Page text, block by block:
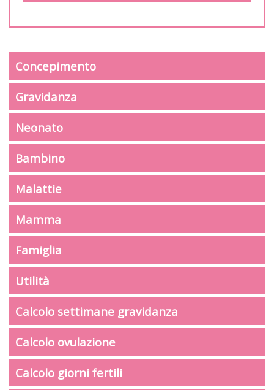
Concepimento
Gravidanza
Neonato
Bambino
Malattie
Mamma
Famiglia
Utilità
Calcolo settimane gravidanza
Calcolo ovulazione
Calcolo giorni fertili